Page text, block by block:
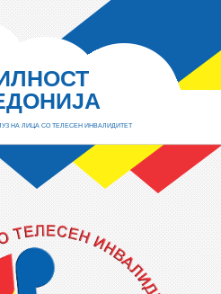
НА ЛИЦА СО ТЕЛЕСЕН ИНВАЛИДИТЕТ